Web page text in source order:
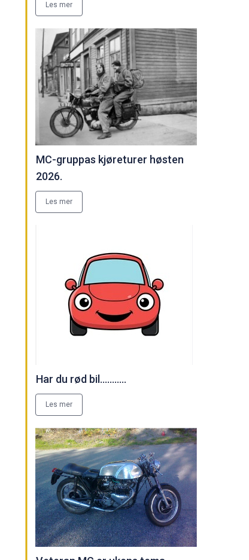
Les mer
MC-gruppas kjøreturer høsten
2026.
Les mer
Har du rød bil...........
Les mer